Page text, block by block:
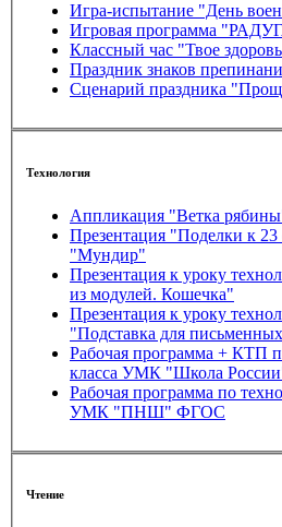
Игра-испытание "День
Игровая программа
Классный час "Твое
Праздник знаков
Сценарий праздника
Технология
Аппликация "Ветка
Презентация "Поделки к
"Мундир"
Презентация к уроку
из модулей. Кошечка"
Презентация к уроку
"Подставка для
Рабочая программа + КТП
класса УМК "Школа
Рабочая программа по
УМК "ПНШ" ФГОС
Чтение